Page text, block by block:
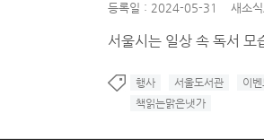
등록일 : 2024-05-31 새소식
서울시는 일상 속 독서
행사 서울도서관 이
책읽는맑은냇가